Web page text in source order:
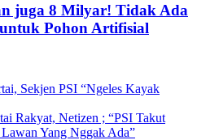
juga 8 Milyar! Tidak Ada
Pohon Artifisial
Sekjen PSI “Ngeles Kayak
Rakyat, Netizen ; “PSI Takut
Yang Nggak Ada”